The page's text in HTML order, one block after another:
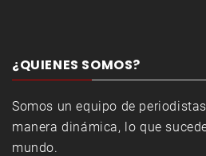
¿QUIENES SOMOS?
Somos un equipo de
manera dinámica, lo que
mundo.